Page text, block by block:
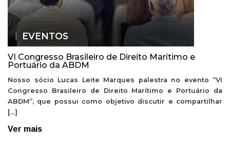
EVENTOS
VI Congresso Brasileiro de Direito Marítimo e
Portuário da ABDM
Nosso sócio Lucas Leite Marques palestra no evento “VI
Congresso Brasileiro de Direito Marítimo e Portuário da
ABDM”, que possui como objetivo discutir e compartilhar
[…]
Ver mais